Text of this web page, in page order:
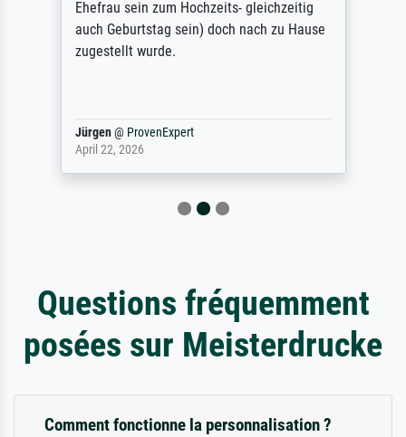
Ehefrau sein zum Hochzeits- gleichzeitig
auch Geburtstag sein) doch nach zu Hause
zugestellt wurde.
Jürgen@ ProvenExpert
April 22, 2026
Questions fréquemment
posées sur Meisterdrucke
Comment fonctionne la personnalisation ?